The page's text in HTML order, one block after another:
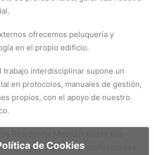
ofrecemos peluquería y
en el propio edificio.
trabajo interdisciplinar supone un
en protocolos, manuales de gestión,
propios, con el apoyo de nuestro
un equipo amplio de profesionales.
de Cookies